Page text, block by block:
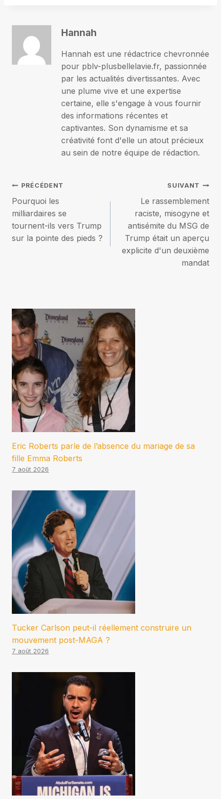
Hannah
Hannah est une rédactrice chevronnée
pour pblv-plusbellelavie.fr, passionnée
par les actualités divertissantes. Avec
une plume vive et une expertise
certaine, elle s'engage à vous fournir
des informations récentes et
captivantes. Son dynamisme et sa
créativité font d'elle un atout précieux
au sein de notre équipe de rédaction.
Navigation
de
l’article
PRÉCÉDENT
Pourquoi les
milliardaires se
tournent-ils vers Trump
sur la pointe des pieds ?
SUIVANT
Le rassemblement
raciste, misogyne et
antisémite du MSG de
Trump était un aperçu
explicite d'un deuxième
mandat
Eric Roberts parle de l’absence du mariage de sa
fille Emma Roberts
7 août 2026
Tucker Carlson peut-il réellement construire un
mouvement post-MAGA ?
7 août 2026